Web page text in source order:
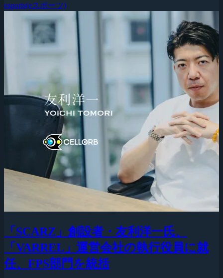
esports(eスポーツ)
「SCARZ」創設者・友利洋一氏、
「VARREL」運営会社の執行役員に就
任、FPS部門を統括